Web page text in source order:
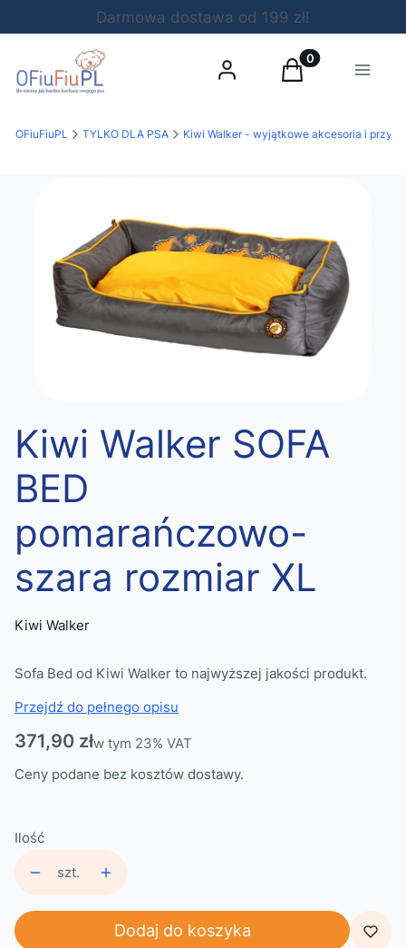
Darmowa dostawa od 199 zł!
Zaloguj sięProdukty w
Koszyk Menu
OFiuFiuPL TYLKO DLA PSA Kiwi Walker - wyjątkowe akcesoria i
Kiwi Walker SOFA
BED
pomarańczowo-
szara rozmiar XL
Kiwi Walker
Sofa Bed od Kiwi Walker to najwyższej jakości produkt.
Przejdź do pełnego opisu
Cena
371,90 złw tym 23% VAT
w tym 23% VAT
Ceny podane bez kosztów dostawy.
Ilość
szt.
Dodaj do koszyka